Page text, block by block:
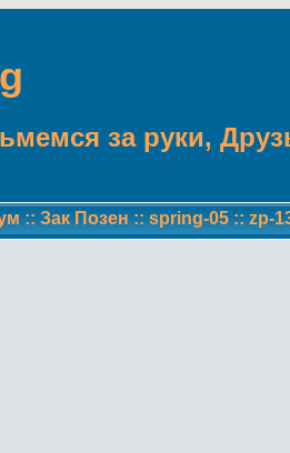
за руки,
:: Зак Позен :: spring-05 :: zp-